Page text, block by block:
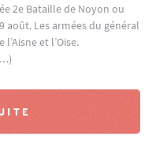
2e Bataille de Noyon ou
août. Les armées du général
et l’Oise.